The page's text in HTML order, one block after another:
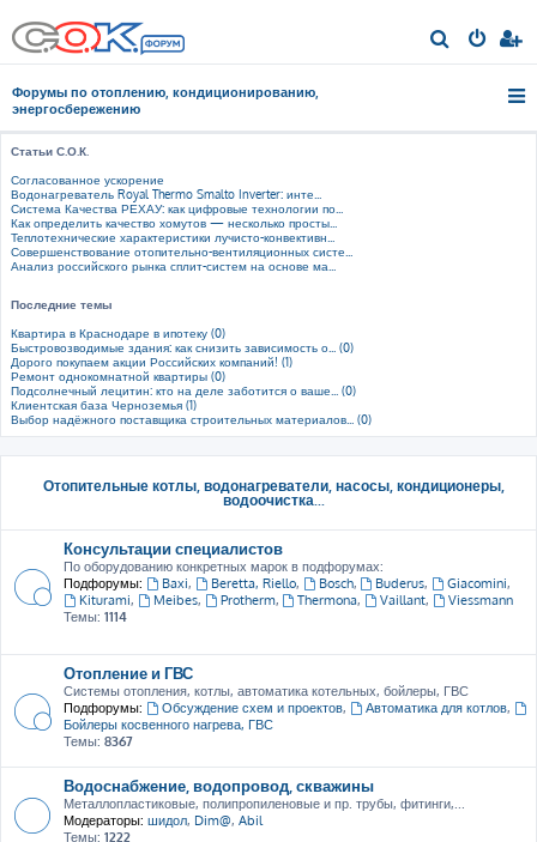
о
Форумы по отоплению, кондиционированию,
энергосбережению
Статьи С.О.К.
Согласованное ускорение
Водонагреватель Royal Thermo Smalto Inverter: инте...
Система Качества РЕХАУ: как цифровые технологии по...
Как определить качество хомутов — несколько просты...
Теплотехнические характеристики лучисто-конвективн...
Совершенствование отопительно-вентиляционных систе...
Анализ российского рынка сплит-систем на основе ма...
Последние темы
Квартира в Краснодаре в ипотеку (0)
Быстровозводимые здания: как снизить зависимость о... (0)
Дорого покупаем акции Российских компаний! (1)
Ремонт однокомнатной квартиры (0)
Подсолнечный лецитин: кто на деле заботится о ваше... (0)
Клиентская база Черноземья (1)
Выбор надёжного поставщика строительных материалов... (0)
Отопительные котлы, водонагреватели, насосы, кондиционеры,
водоочистка...
Консультации специалистов
По оборудованию конкретных марок в подфорумах:
Подфорумы:
Baxi, Beretta, Riello, Bosch, Buderus, Giacomini,
Kiturami, Meibes, Protherm, Thermona, Vaillant,
Viessmann
Темы: 1114
Отопление и ГВС
Системы отопления, котлы, автоматика котельных, бойлеры, ГВС
Подфорумы:
Обсуждение схем и проектов, Автоматика для котлов,
Бойлеры косвенного нагрева, ГВС
Темы: 8367
Водоснабжение, водопровод, скважины
Металлопластиковые, полипропиленовые и пр. трубы, фитинги,...
Модераторы: шидол, Dim@, Abil
Темы: 1222